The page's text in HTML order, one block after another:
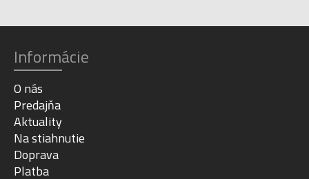
Informácie
O nás
Predajňa
Aktuality
Na stiahnutie
Doprava
Platba